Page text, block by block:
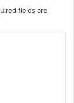
fields are